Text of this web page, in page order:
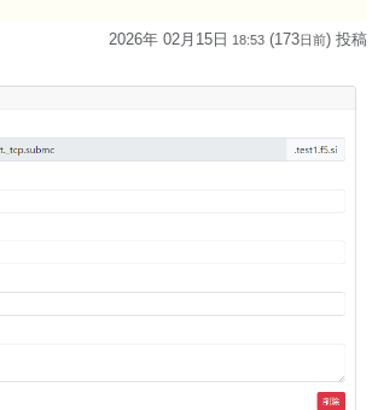
2026年 02月15日 18:53 (173日前) 投稿